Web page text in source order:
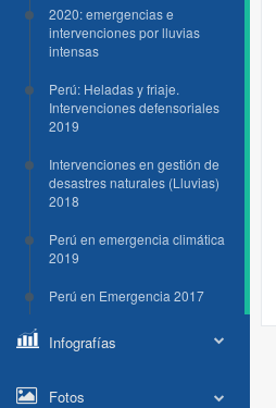
2020: emergencias e
intervenciones por lluvias
intensas
Perú: Heladas y friaje.
Intervenciones defensoriales
2019
Intervenciones en gestión de
desastres naturales (Lluvias)
2018
Perú en emergencia climática
2019
Perú en Emergencia 2017
Infografías
Fotos